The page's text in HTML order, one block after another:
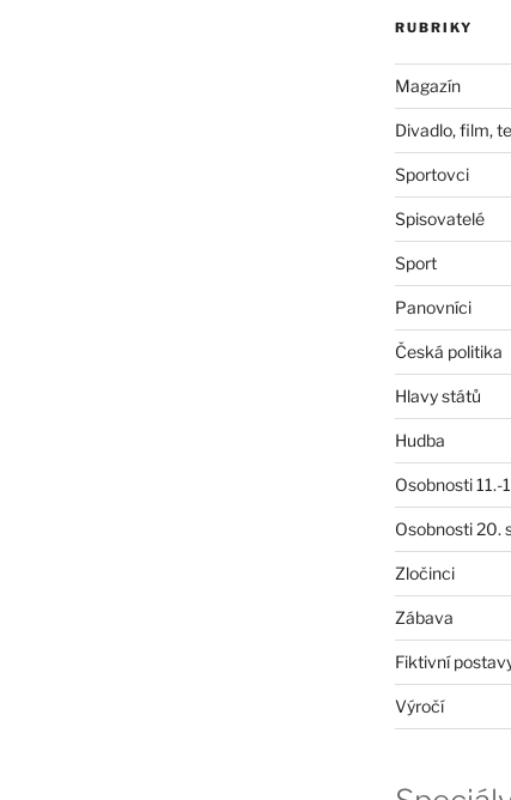
RUBRIKY
Magazín
Divadlo, film,
Sportovci
Spisovatelé
Sport
Panovníci
Česká politika
Hlavy států
Hudba
Osobnosti 11.-
Osobnosti 20.
Zločinci
Zábava
Fiktivní
Výročí